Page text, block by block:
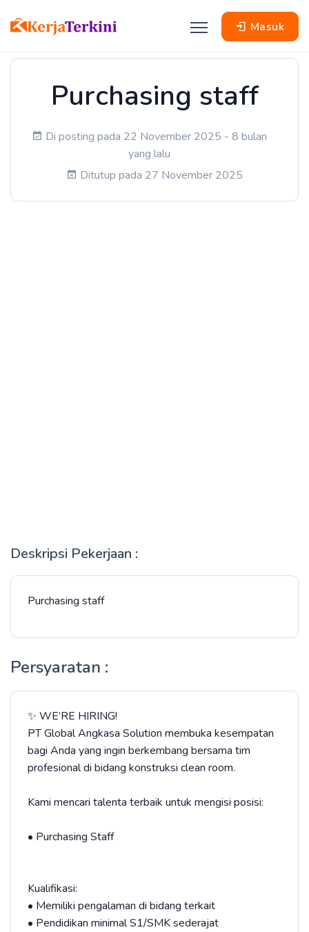
Masuk
Purchasing staff
Di posting pada 22 November 2025 - 8 bulan
yang lalu
Ditutup pada 27 November 2025
Deskripsi Pekerjaan :
Purchasing staff
Persyaratan :
✨ WE’RE HIRING!
PT Global Angkasa Solution membuka kesempatan
bagi Anda yang ingin berkembang bersama tim
profesional di bidang konstruksi clean room.
Kami mencari talenta terbaik untuk mengisi posisi:
• Purchasing Staff
Kualifikasi:
• Memiliki pengalaman di bidang terkait
• Pendidikan minimal S1/SMK sederajat